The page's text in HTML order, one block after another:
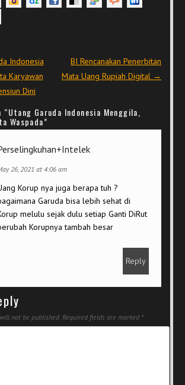
Indonesia
Karyawan
Dini
BI Rencanakan Penerbitan
Mata Uang Rupiah Digital →
“Utang Garuda Indonesia Menggila,
Waspada”
26, 2021 at 4:06 am
Korup nya juga berapa tuh ?
Garuda bisa lebih sehat di
melulu sejak dulu setiap Ganti DiRut
Korupnya tambah besar
Reply
not be published. Required fields are marked *